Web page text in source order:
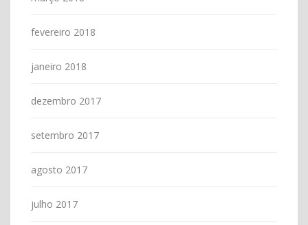
fevereiro 2018
janeiro 2018
dezembro 2017
setembro 2017
agosto 2017
julho 2017